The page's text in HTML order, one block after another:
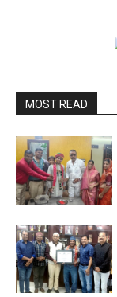
MOST READ